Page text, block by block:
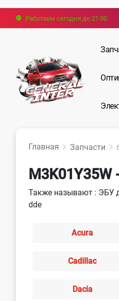
Работаем сегодня до 21:00
Главная Запчасти
Также называют : ЭБУ
dde
Acura
Cadillac
Dacia